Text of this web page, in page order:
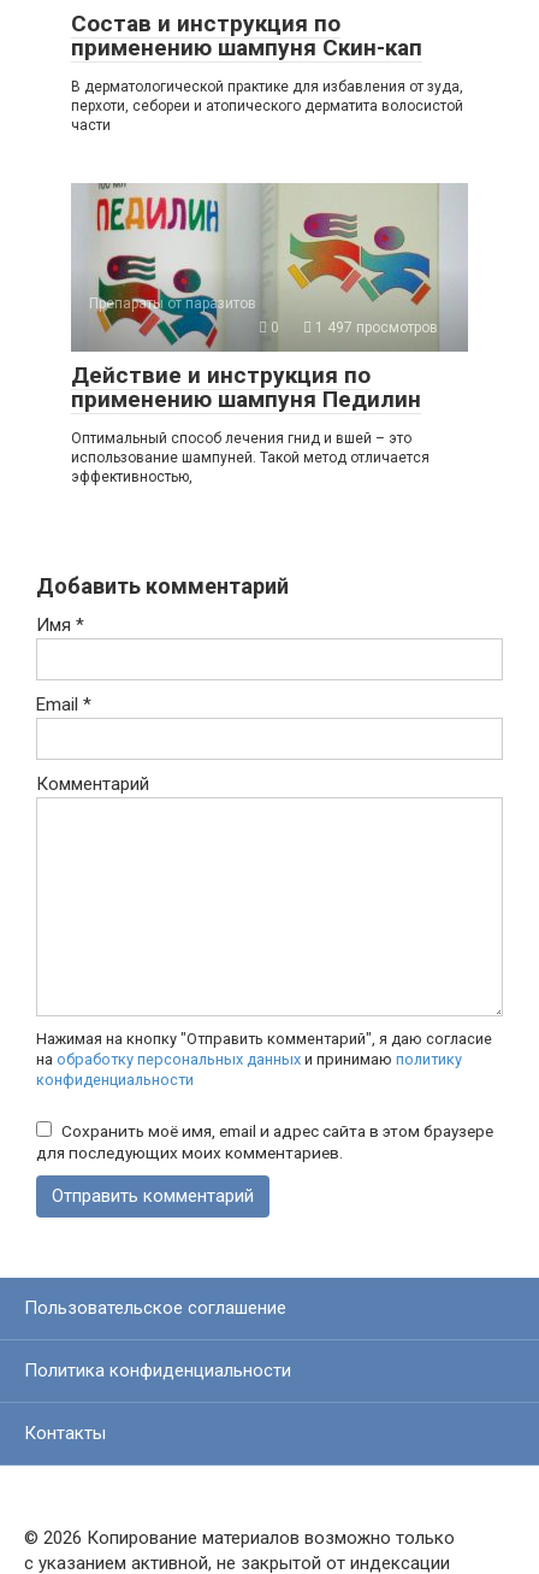
Состав и инструкция по
применению шампуня Скин-кап
В дерматологической практике для избавления от зуда,
перхоти, себореи и атопического дерматита волосистой
части
Препараты от паразитов
0
1 497 просмотров
Действие и инструкция по
применению шампуня Педилин
Оптимальный способ лечения гнид и вшей – это
использование шампуней. Такой метод отличается
эффективностью,
Добавить комментарий
Имя *
Email *
Комментарий
Нажимая на кнопку "Отправить комментарий", я даю согласие
на обработку персональных данных и принимаю политику
конфиденциальности
Сохранить моё имя, email и адрес сайта в этом браузере
для последующих моих комментариев.
Пользовательское соглашение
Политика конфиденциальности
Контакты
© 2026 Копирование материалов возможно только
с указанием активной, не закрытой от индексации